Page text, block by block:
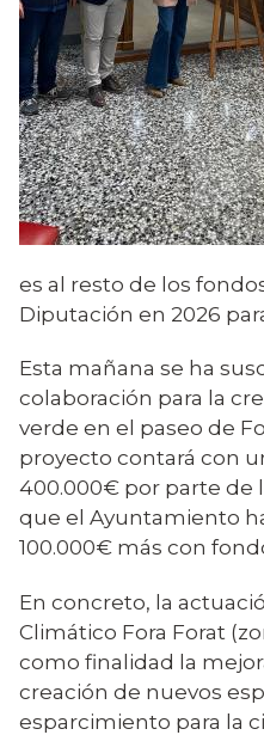
es al resto de los
Diputación en 2026
Esta mañana se ha
colaboración para la
verde en el paseo de
proyecto contará con
400.000€ por parte de
que el Ayuntamiento
100.000€ más con
En concreto, la
Climático Fora Forat
como finalidad la
creación de nuevos
esparcimiento para la